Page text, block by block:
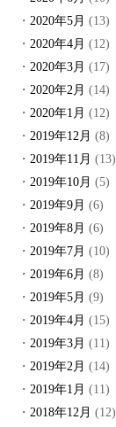
2020年5月 (13)
2020年4月 (12)
2020年3月 (17)
2020年2月 (14)
2020年1月 (12)
2019年12月 (8)
2019年11月 (13)
2019年10月 (5)
2019年9月 (6)
2019年8月 (6)
2019年7月 (10)
2019年6月 (8)
2019年5月 (9)
2019年4月 (15)
2019年3月 (11)
2019年2月 (14)
2019年1月 (11)
2018年12月 (12)